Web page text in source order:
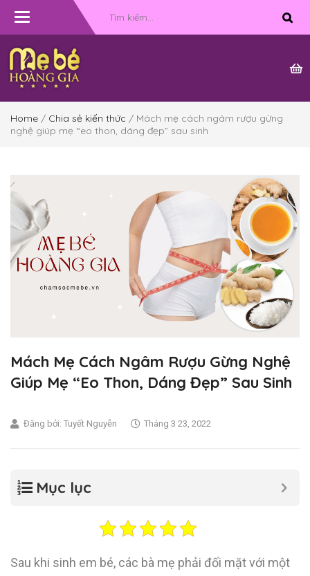
Toggle
Home / Chia sẻ kiến thức / Mách mẹ cách ngâm rượu gừng
nghệ giúp mẹ “eo thon, dáng đẹp” sau sinh
Mách Mẹ Cách Ngâm Rượu Gừng Nghệ
Giúp Mẹ “eo Thon, Dáng Đẹp” Sau Sinh
Đăng bởi: Tuyết Nguyễn Tháng 3 23, 2022
Mục lục
Sau khi sinh em bé, các bà mẹ phải đối mặt với một